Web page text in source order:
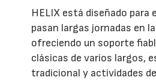
HELIX está diseñado para
pasan largas jornadas en
ofreciendo un soporte
clásicas de varios largos,
tradicional y actividades